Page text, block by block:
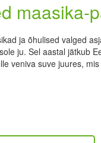
maasika-
ja õhulised valged
ju. Sel aastal jätkub
veniva suve juures,